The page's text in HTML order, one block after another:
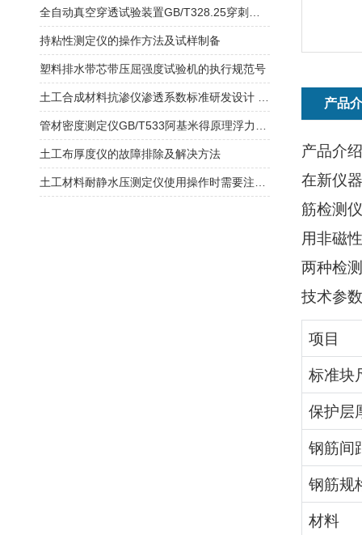
产品
产品介
在新仪
筋检测
用非磁
两种检
技术参
项目
标准块
保护层
钢筋间
钢筋规
材料
持粘性测定仪的操作方法及试样制备
塑料排水带芯带压屈强度试验机的执行规范号
土工布厚度仪的故障排除及解决方法